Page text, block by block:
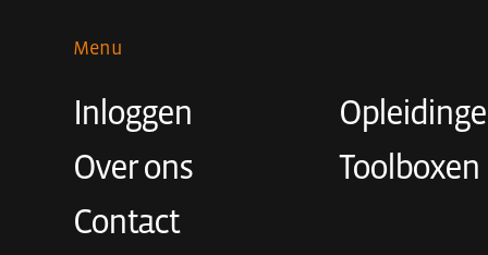
Menu
Inloggen
Over ons
Toolboxen
Contact